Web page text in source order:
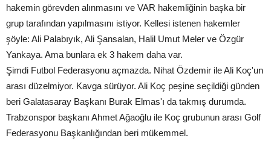
hakemin görevden alınmasını ve VAR hakemliğinin başka bir
grup tarafından yapılmasını istiyor. Kellesi istenen hakemler
şöyle: Ali Palabıyık, Ali Şansalan, Halil Umut Meler ve Özgür
Yankaya. Ama bunlara ek 3 hakem daha var.
Şimdi Futbol Federasyonu açmazda. Nihat Özdemir ile Ali Koç'un
arası düzelmiyor. Kavga sürüyor. Ali Koç peşine seçildiği günden
beri Galatasaray Başkanı Burak Elmas'ı da takmış durumda.
Trabzonspor başkanı Ahmet Ağaoğlu ile Koç grubunun arası Golf
Federasyonu Başkanlığından beri mükemmel.